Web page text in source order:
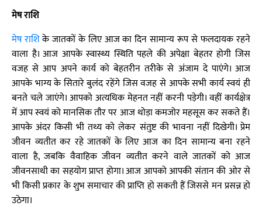
मेष राशि
मेष राशिके जातकों के लिए आज का दिन सामान्य रूप से फलदायक रहने
वाला है। आज आपके स्वास्थ्य स्थिति पहले की अपेक्षा बेहतर होगी जिस
वजह से आप अपने कार्य को बेहतरीन तरीके से अंजाम दे पाएंगे। आज
आपके भाग्य के सितारे बुलंद रहेंगे जिस वजह से आपके सभी कार्य स्वयं ही
बनते चले जाएंगे। आपको अत्यधिक मेहनत नहीं करनी पड़ेगी। वहीं कार्यक्षेत्र
में आप स्वयं को मानसिक तौर पर आज थोड़ा कमजोर महसूस कर सकते हैं।
आपके अंदर किसी भी तथ्य को लेकर संतुष्ट की भावना नहीं दिखेगी। प्रेम
जीवन व्यतीत कर रहे जातकों के लिए आज का दिन सामान्य बना रहने
वाला है, जबकि वैवाहिक जीवन व्यतीत करने वाले जातकों को आज
जीवनसाथी का सहयोग प्राप्त होगा। आज आपको आपकी संतान की ओर से
भी किसी प्रकार के शुभ समाचार की प्राप्ति हो सकती हैं जिससे मन प्रसन्न हो
उठेगा।